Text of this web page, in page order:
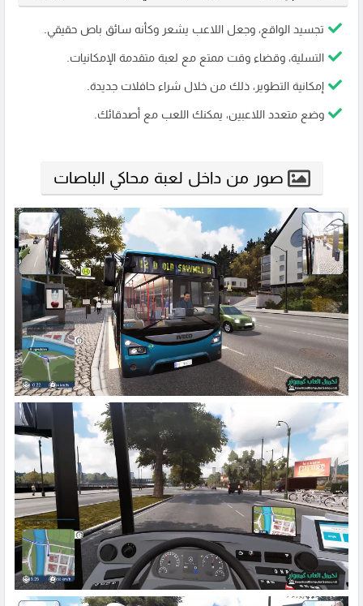
تجسيد الواقع، وجعل اللاعب يشعر وكأنه سائق باص حقيقي.
التسلية، وقضاء وقت ممتع مع لعبة متقدمة الإمكانيات.
إمكانية التطوير، ذلك من خلال شراء حافلات جديدة.
وضع متعدد اللاعبين، يمكنك اللعب مع أصدقائك.
صور من داخل لعبة محاكي الباصات